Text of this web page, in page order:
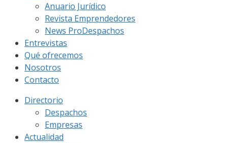
Anuario Jurídico
Revista Emprendedores
News ProDespachos
Entrevistas
Qué ofrecemos
Nosotros
Contacto
Directorio
Despachos
Empresas
Actualidad